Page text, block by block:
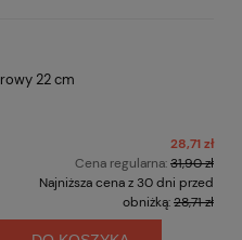
22 cm
28,71 zł
Cena regularna:31,90 zł
Najniższa cena z 30 dni przed
obniżką:28,71 zł